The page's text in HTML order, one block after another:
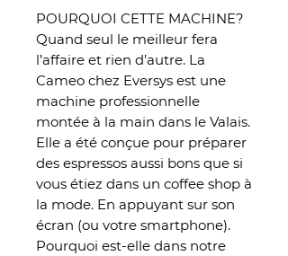
POURQUOI CETTE MACHINE?
Quand seul le meilleur fera
l’affaire et rien d’autre. La
Cameo chez Eversys est une
machine professionnelle
montée à la main dans le Valais.
Elle a été conçue pour préparer
des espressos aussi bons que si
vous étiez dans un coffee shop à
la mode. En appuyant sur son
écran (ou votre smartphone).
Pourquoi est-elle dans notre